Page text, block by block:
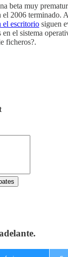
beta muy
2006 terminado.
el escritorio siguen
en el sistema
ficheros?.